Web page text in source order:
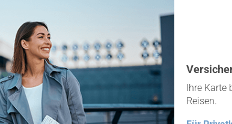
Ihre Karte
Reisen.